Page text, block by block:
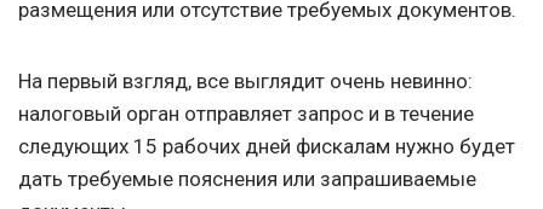
размещения или отсутствие требуемых документов.
На первый взгляд, все выглядит очень невинно:
налоговый орган отправляет запрос и в течение
следующих 15 рабочих дней фискалам нужно будет
дать требуемые пояснения или запрашиваемые